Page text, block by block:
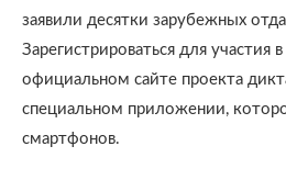
заявили десятки зарубежных
Зарегистрироваться для участия
официальном сайте проекта
специальном приложении,
смартфонов.